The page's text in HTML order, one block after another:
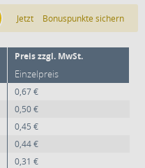
Preis zzgl. MwSt.
Einzelpreis
0,67 €
0,50 €
0,45 €
0,44 €
0,31 €
Jetzt Bonuspunkte sichern